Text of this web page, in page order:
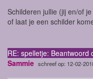
Schilderen jullie (jij en/of
of laat je een schilder
RE: spelletje: Beantwoord
Sammie schreef op: 12-02-